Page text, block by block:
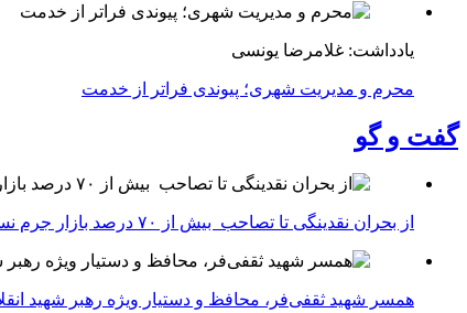
یادداشت: غلامرضا یونسی
محرم و مدیریت شهری؛ پیوندی فراتر از خدمت
گفت و گو
از بحران نقدینگی تا تصاحب بیش از ۷۰ درصد بازار جرم نسوز ایران
همسر شهید ثقفی‌فر، محافظ و دستیار ویژه رهبر شهید